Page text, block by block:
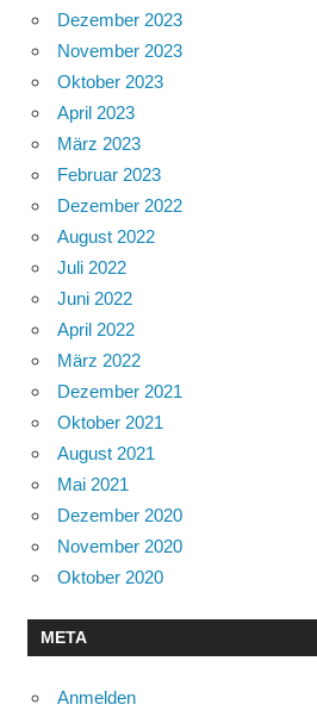
Dezember 2023
November 2023
Oktober 2023
April 2023
März 2023
Februar 2023
Dezember 2022
August 2022
Juli 2022
Juni 2022
April 2022
März 2022
Dezember 2021
Oktober 2021
August 2021
Mai 2021
Dezember 2020
November 2020
Oktober 2020
META
Anmelden